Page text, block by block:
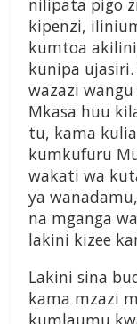
nilipata pigo
kipenzi,
kumtoa
kunipa
wazazi
Mkasa huu
tu, kama
kumkufuru
wakati wa
ya
na mganga
lakini kizee
Lakini sina
kama mzazi
kumlaumu